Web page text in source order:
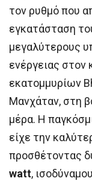
τον ρυθμό που
εγκατάσταση
μεγαλύτερους
ενέργειας
εκατομμυρίων
Μανχάταν, στη
μέρα. Η
είχε την
προσθέτοντας
watt,